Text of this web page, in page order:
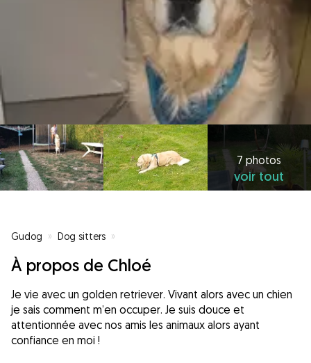
7 photos
voir tout
Gudog » Dog sitters »
À propos de Chloé
Je vie avec un golden retriever. Vivant alors avec un chien
je sais comment m’en occuper. Je suis douce et
attentionnée avec nos amis les animaux alors ayant
confiance en moi !